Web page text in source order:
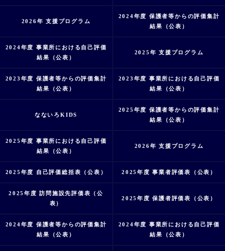
2026年 支援プログラム
2024年度 保護者等からの評価集計
結果（公表）
2024年度 事業所における自己評価
結果（公表）
2025年 支援プログラム
2023年度 保護者等からの評価集計
結果（公表）
2023年度 事業所における自己評価
結果（公表）
なないろKIDS
2025年度 保護者等からの評価集計
結果（公表）
2025年度 事業所における自己評価
結果（公表）
2026年 支援プログラム
2025年度 自己評価総括表（公表） 2025年度 事業者評価表（公表）
2025年度 訪問施設先評価表（公
表）
2025年度 保護者評価表（公表）
2024年度 保護者等からの評価集計
結果（公表）
2024年度 事業所における自己評価
結果（公表）